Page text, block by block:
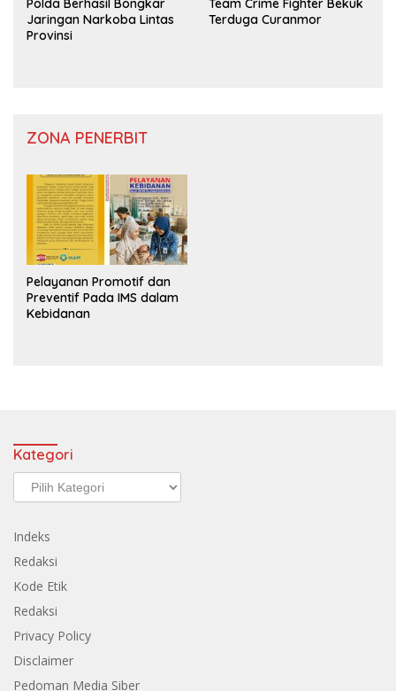
Polda Berhasil Bongkar
Jaringan Narkoba Lintas
Provinsi
Team Crime Fighter Bekuk
Terduga Curanmor
ZONA PENERBIT
Pelayanan Promotif dan
Preventif Pada IMS dalam
Kebidanan
Kategori
Kategori
Indeks
Redaksi
Kode Etik
Redaksi
Privacy Policy
Disclaimer
Pedoman Media Siber